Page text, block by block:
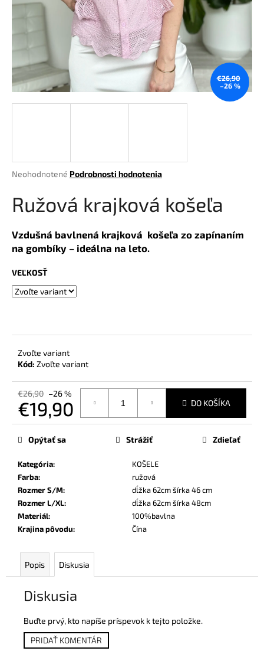
Priemerné
produktu
je
z
5
hviezdičiek.
Neohodnotené Podrobnosti hodnotenia
Ružová krajková košeľa
Vzdušná bavlnená krajková košeľa zo zapínaním
na gombíky – ideálna na leto.
VEĽKOSŤ
Zvoľte variant
Kód: Zvoľte variant
€26,90 –26 %
€19,90
Jednotková
DO KOŠÍKA
Kategória:
KOŠELE
Farba:
ružová
Rozmer S/M:
dĺžka 62cm šírka 46 cm
Rozmer L/XL:
dĺžka 62cm šírka 48cm
Materiál:
100%bavlna
Krajina pôvodu: Čína
Opýtať sa Strážiť Zdieľať
€26,90
–26 %
Popis Diskusia
Diskusia
Buďte prvý, kto napíše príspevok k tejto položke.
PRIDAŤ KOMENTÁR
á
j
s
?
d
p
o
r
ú
č
a
m